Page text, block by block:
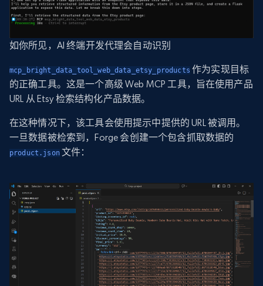
如你所见，AI 终端开发代理会自动识别
mcp_bright_data_tool_web_data_etsy_products 作为实现目标
的正确工具。这是一个高级 Web MCP 工具，旨在使用产品
URL 从 Etsy 检索结构化产品数据。
在这种情况下，该工具会使用提示中提供的 URL 被调用。
一旦数据被检索到，Forge 会创建一个包含抓取数据的
product.json文件：